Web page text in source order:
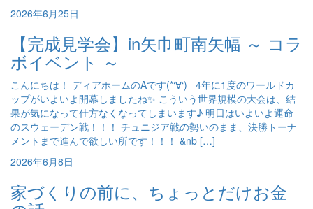
2026年6月25日
【完成見学会】in矢巾町南矢幅 ～ コラ
ボイベント ～
こんにちは！ ディアホームのAです(*‘∀‘) 4年に1度のワールドカ
ップがいよいよ開幕しましたね✨ こういう世界規模の大会は、結
果が気になって仕方なくなってしまいます♪ 明日はいよいよ運命
のスウェーデン戦！！！ チュニジア戦の勢いのまま、決勝トーナ
メントまで進んで欲しい所です！！！ &nb […]
2026年6月8日
家づくりの前に、ちょっとだけお金